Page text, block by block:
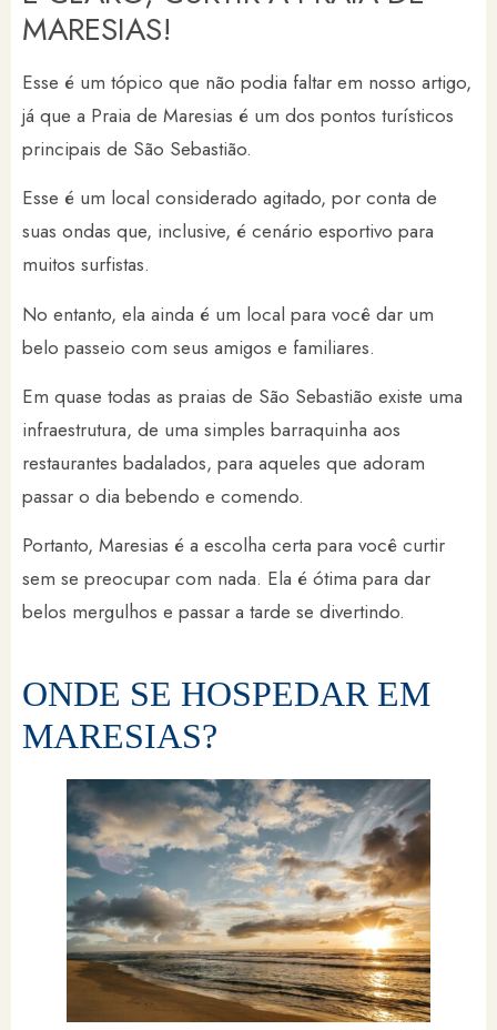
MARESIAS!
Esse é um tópico que não podia faltar em nosso artigo,
já que a Praia de Maresias é um dos pontos turísticos
principais de São Sebastião.
Esse é um local considerado agitado, por conta de
suas ondas que, inclusive, é cenário esportivo para
muitos surfistas.
No entanto, ela ainda é um local para você dar um
belo passeio com seus amigos e familiares.
Em quase todas as praias de São Sebastião existe uma
infraestrutura, de uma simples barraquinha aos
restaurantes badalados, para aqueles que adoram
passar o dia bebendo e comendo.
Portanto, Maresias é a escolha certa para você curtir
sem se preocupar com nada. Ela é ótima para dar
belos mergulhos e passar a tarde se divertindo.
ONDE SE HOSPEDAR EM
MARESIAS?